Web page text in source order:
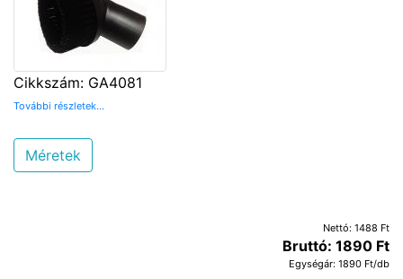
Cikkszám: GA4081
További részletek...
Méretek
Nettó: 1488 Ft
Bruttó: 1890 Ft
Egységár: 1890 Ft/db